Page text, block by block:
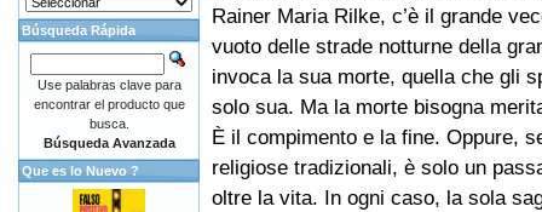
Rainer Maria Rilke, c’è il grande
vuoto delle strade notturne della
invoca la sua morte, quella che gli
solo sua. Ma la morte bisogna
È il compimento e la fine. Oppure,
religiose tradizionali, è solo un
oltre la vita. In ogni caso, la sola
Búsqueda Rápida
Use palabras clave para
encontrar el producto que
busca.
Búsqueda Avanzada
Que es lo Nuevo ?